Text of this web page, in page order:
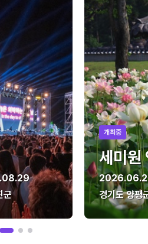
군
개최중
세미원
경기도 양평